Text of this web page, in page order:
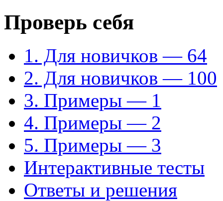
Проверь себя
1. Для новичков — 64
2. Для новичков — 100
3. Примеры — 1
4. Примеры — 2
5. Примеры — 3
Интерактивные тесты
Ответы и решения